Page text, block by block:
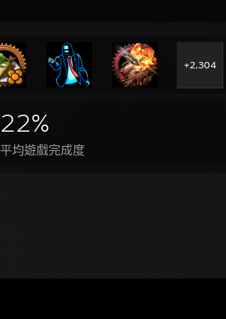
+2,304
22%
平均遊戲完成度